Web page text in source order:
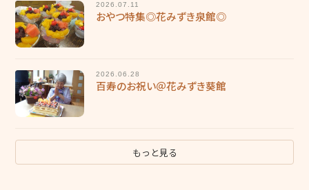
2026.07.11
おやつ特集◎花みずき泉館◎
2026.06.28
百寿のお祝い＠花みずき葵館
もっと見る